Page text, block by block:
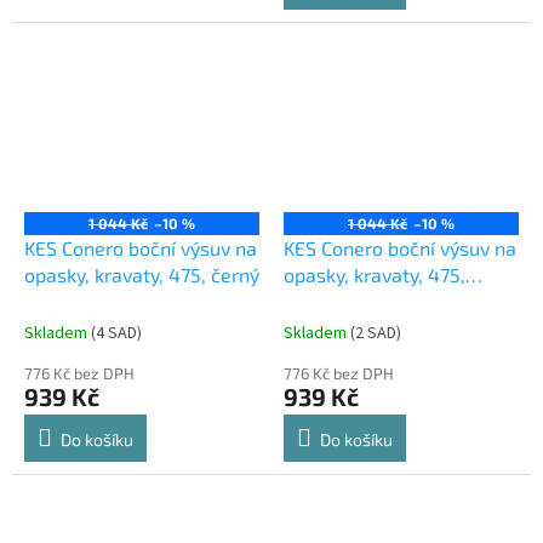
hvězdiček.
1 044 Kč –10 %
KES Conero boční výsuv na
opasky, kravaty, 475, černý
Skladem (4 SAD)
776 Kč bez DPH
939 Kč
Do košíku
1 044 Kč –10 %
KES Conero boční výsuv na
opasky, kravaty, 475,
Skladem (2 SAD)
776 Kč bez DPH
939 Kč
Do košíku